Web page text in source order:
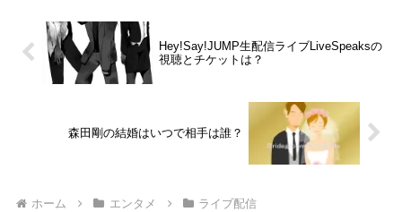
Hey!Say!JUMP生配信ライブLiveSpeaksの
視聴とチケットは？
森田剛の結婚はいつで相手は誰？
ホーム エンタメ ライブ配信